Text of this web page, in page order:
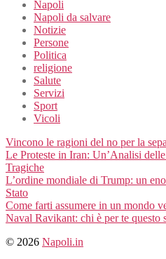
Napoli
Napoli da salvare
Notizie
Persone
Politica
religione
Salute
Servizi
Sport
Vicoli
Vincono le ragioni del no per la
Le Proteste in Iran: Un’Analisi
Tragiche
L’ordine mondiale di Trump: un
Stato
Come farti assumere in un mondo
Naval Ravikant: chi è per te questo
© 2026 Napoli.in